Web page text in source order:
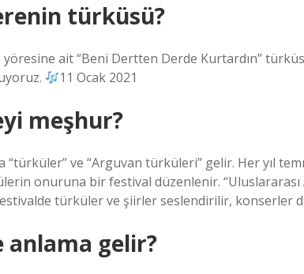
türküsü?
yöresine ait “Beni Dertten Derde Kurtardın”
11 Ocak 2021
meşhur?
ve “Arguvan türküleri” gelir. Her yıl
onuruna bir festival düzenlenir. “Uluslararası
türküler ve şiirler seslendirilir, konserler
anlama gelir?